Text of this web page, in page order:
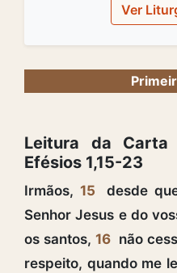
Ver
Leitura da
Efésios 1,15-23
Irmãos,15
desde
Senhor Jesus e do
os santos, 16 não
respeito, quando me